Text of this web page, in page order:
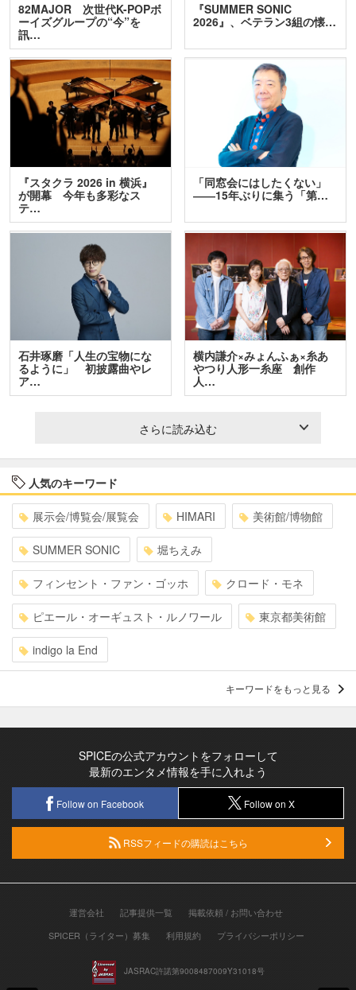
82MAJOR 次世代K-POPボ
ーイズグループの“今”を
訊…
『SUMMER SONIC
2026』、ベテラン3組の懐…
『スタクラ 2026 in 横浜』
が開幕 今年も多彩なス
テ…
「同窓会にはしたくない」
――15年ぶりに集う「第…
石井琢磨「人生の宝物にな
るように」 初披露曲やレ
ア…
横内謙介×みょんふぁ×糸あ
やつり人形一糸座 創作
人…
さらに読み込む
人気のキーワード
展示会/博覧会/展覧会 HIMARI 美術館/博物館
SUMMER SONIC 堀ちえみ
フィンセント・ファン・ゴッホ クロード・モネ
ピエール・オーギュスト・ルノワール 東京都美術館
indigo la End
キーワードをもっと見る
SPICEの公式アカウントをフォローして
最新のエンタメ情報を手に入れよう
Follow on Facebook Follow on X
RSSフィードの購読はこちら
運営会社 記事提供一覧
掲載依頼 / お問い合わせ
SPICER（ライター）募集
利用規約 プライバシーポリシー
JASRAC許諾第9008487009Y31018号